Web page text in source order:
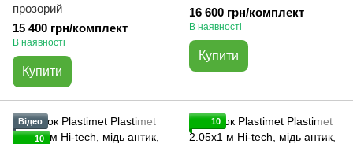
прозорий
15 400 грн/комплект
В наявності
Купити
16 600 грн/комплект
В наявності
Купити
Відео
10
10